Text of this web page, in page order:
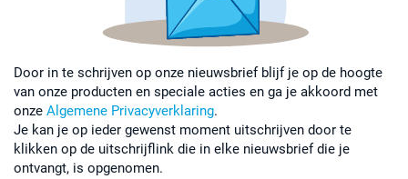
Door in te schrijven op onze nieuwsbrief blijf je op de hoogte
van onze producten en speciale acties en ga je akkoord met
onze Algemene Privacyverklaring.
Je kan je op ieder gewenst moment uitschrijven door te
klikken op de uitschrijflink die in elke nieuwsbrief die je
ontvangt, is opgenomen.